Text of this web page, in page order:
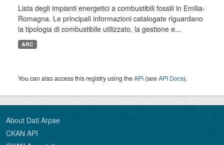
Lista degli impianti energetici a combustibili fossili in Emilia-
Romagna. Le principali informazioni catalogate riguardano
la tipologia di combustibile utilizzato, la gestione e...
ARC
You can also access this registry using theAPI (seeAPI Docs).
About Dati Arpae
CKAN API